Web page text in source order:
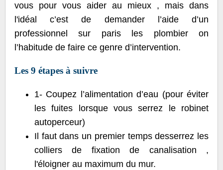
vous pour vous aider au mieux , mais dans
l'idéal c’est de demander l’aide d’un
professionnel sur paris les plombier on
l’habitude de faire ce genre d’intervention.
Les 9 étapes à suivre
1- Coupez l’alimentation d’eau (pour éviter
les fuites lorsque vous serrez le robinet
autoperceur)
Il faut dans un premier temps desserrez les
colliers de fixation de canalisation ,
l'éloigner au maximum du mur.